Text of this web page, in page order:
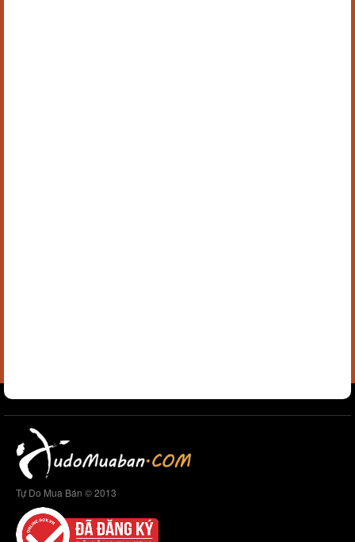
Tự Do Mua Bán © 2013